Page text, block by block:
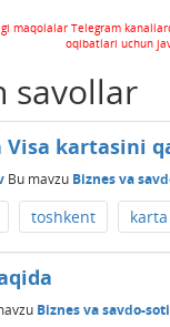
maqolalar Telegram
oqibatlari uchun
savollar
kartasini
Bu mavzu Biznes va
toshkent karta
Biznes va savdo-